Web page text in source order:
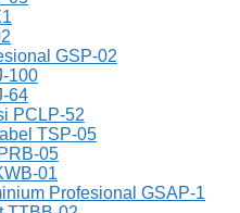
GSP-02
100
64
PCLP-52
TSP-05
05
01
Profesional GSAP-1